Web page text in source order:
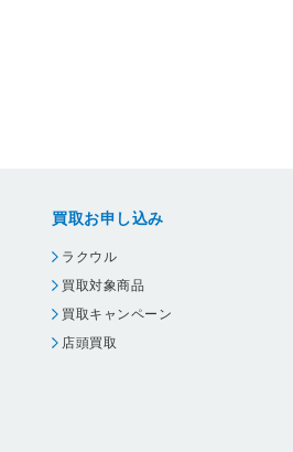
買取お申し込み
ラクウル
買取対象商品
買取キャンペーン
店頭買取